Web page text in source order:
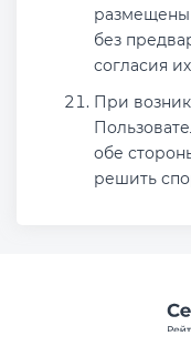
без
согласия
При
обе
решить